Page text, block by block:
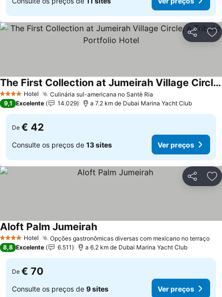
Partilhar
4 EstrelasHotel Culinária sul-americana no Santè Ria
The First Collection at Jumeirah Village Circle, a Tribute Portfolio Hotel
9,1 Excelente 14.029 a 7.2 km de Dubai Marina Yacht Club
De € 42
Consulte os preços de 13 sites Ver preços
Partilhar
4 EstrelasHotel Opções gastronômicas diversas com mexicano no terraço
Aloft Palm Jumeirah
8,8 Excelente 6.511 a 6.2 km de Dubai Marina Yacht Club
De € 70
Consulte os preços de 9 sites Ver preços